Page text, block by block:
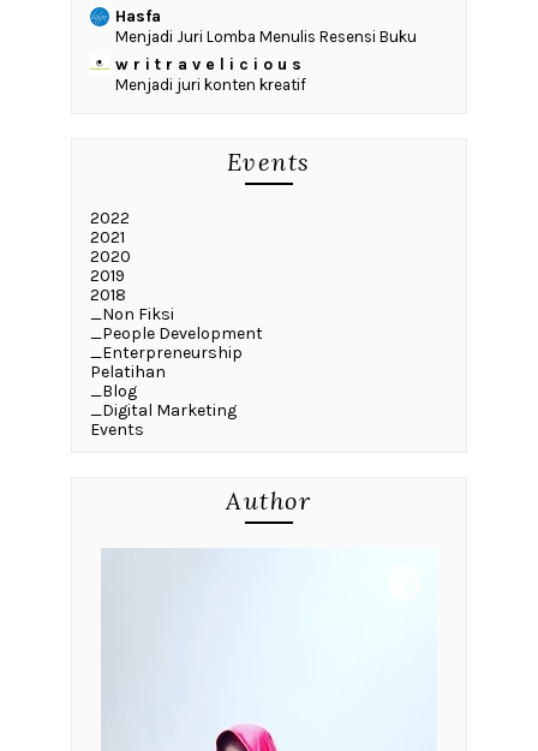
Hasfa
Menjadi Juri Lomba Menulis Resensi Buku
w r i t r a v e l i c i o u s
Menjadi juri konten kreatif
Events
2022
2021
2020
2019
2018
_Non Fiksi
_People Development
_Enterpreneurship
Pelatihan
_Blog
_Digital Marketing
Events
Author